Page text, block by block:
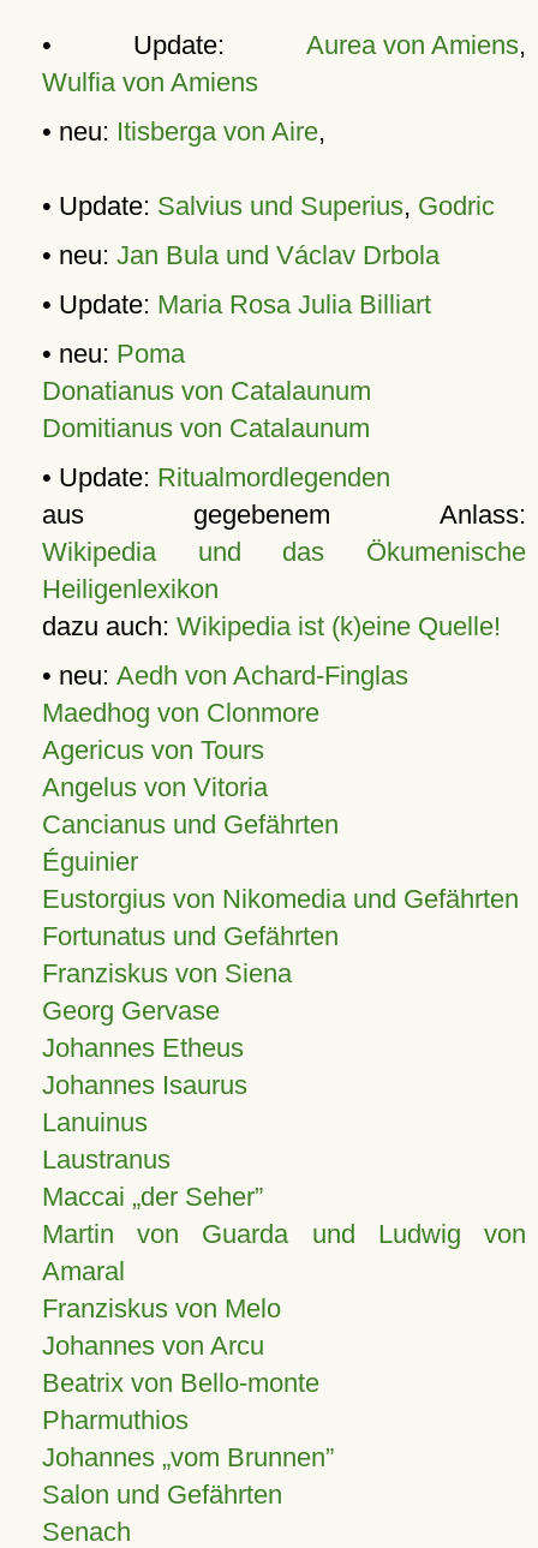
• Update: Aurea von Amiens,
Wulfia von Amiens
• neu: Itisberga von Aire,
• Update: Salvius und Superius, Godric
• neu: Jan Bula und Václav Drbola
• Update: Maria Rosa Julia Billiart
• neu: Poma
Donatianus von Catalaunum
Domitianus von Catalaunum
• Update: Ritualmordlegenden
aus gegebenem Anlass:
Wikipedia und das Ökumenische
Heiligenlexikon
dazu auch: Wikipedia ist (k)eine Quelle!
• neu: Aedh von Achard-Finglas
Maedhog von Clonmore
Agericus von Tours
Angelus von Vitoria
Cancianus und Gefährten
Éguinier
Eustorgius von Nikomedia und Gefährten
Fortunatus und Gefährten
Franziskus von Siena
Georg Gervase
Johannes Etheus
Johannes Isaurus
Lanuinus
Laustranus
Maccai „der Seher”
Martin von Guarda und Ludwig von
Amaral
Franziskus von Melo
Johannes von Arcu
Beatrix von Bello-monte
Pharmuthios
Johannes vom Brunnen
Salon und Gefährten
Senach